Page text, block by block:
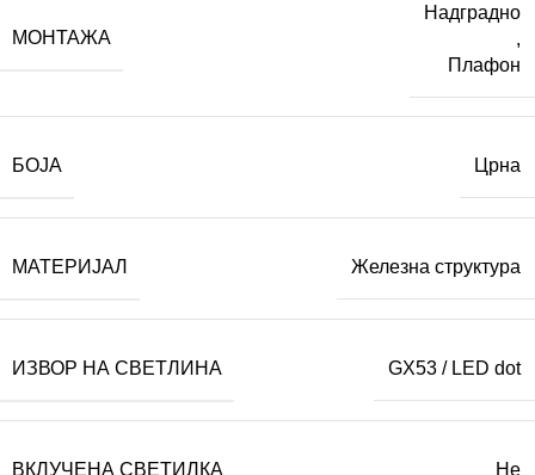
МОНТАЖА
Надградно
,
Плафон
БОЈА Црна
МАТЕРИЈАЛ Железна структура
ИЗВОР НА СВЕТЛИНА GX53 / LED dot
ВКЛУЧЕНА СВЕТИЛКА Не